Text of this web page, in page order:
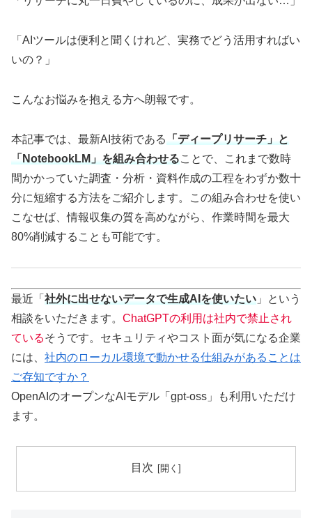
「AIツールは便利と聞くけれど、実務でどう活用すればい
いの？」
こんなお悩みを抱える方へ朗報です。
本記事では、最新AI技術である
「ディープリサーチ」と
「NotebookLM」を組み合わせることで、これまで数時
間かかっていた調査・分析・資料作成の工程をわずか数十
分に短縮する方法をご紹介します。この組み合わせを使い
こなせば、情報収集の質を高めながら、作業時間を最大
80%削減することも可能です。
最近「 社外に出せないデータで生成AIを使いたい 」という
相談をいただきます。 ChatGPTの利用は社内で禁止され
ているそうです。セキュリティやコスト面が気になる企業
には、 社内のローカル環境で動かせる仕組みがあることは
ご存知ですか？
OpenAIのオープンなAIモデル「gpt-oss」も利用いただけ
ます。
目次